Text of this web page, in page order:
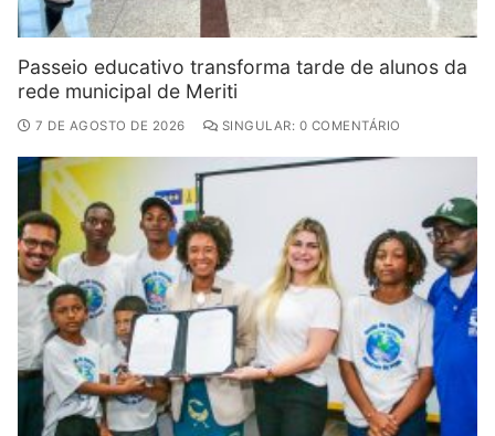
Passeio educativo transforma tarde de alunos da
rede municipal de Meriti
7 DE AGOSTO DE 2026 SINGULAR: 0 COMENTÁRIO